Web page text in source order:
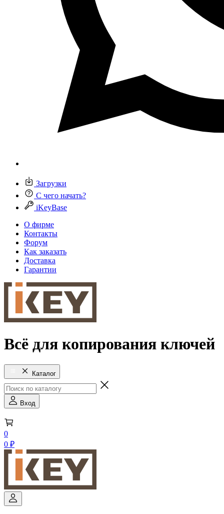
Загрузки
С чего начать?
iKeyBase
О фирме
Контакты
Форум
Как заказать
Доставка
Гарантии
Всё для копирования ключей
Каталог
Вход
0
0 ₽